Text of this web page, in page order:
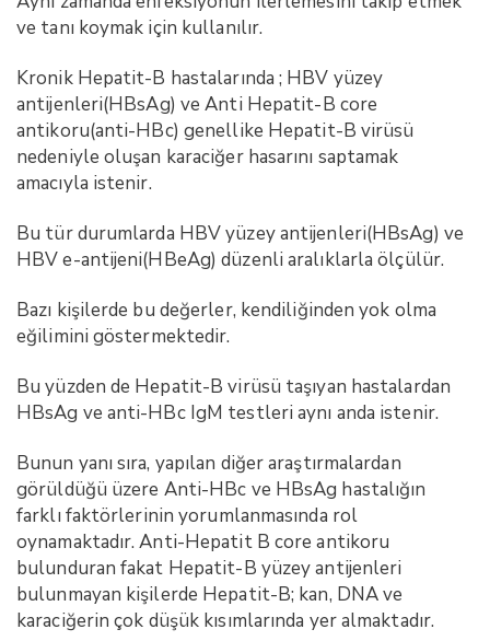
ve tanı koymak için kullanılır.
Kronik Hepatit-B hastalarında ; HBV yüzey
antijenleri(HBsAg) ve Anti Hepatit-B core
antikoru(anti-HBc) genellike Hepatit-B virüsü
nedeniyle oluşan karaciğer hasarını saptamak
amacıyla istenir.
Bu tür durumlarda HBV yüzey antijenleri(HBsAg) ve
HBV e-antijeni(HBeAg) düzenli aralıklarla ölçülür.
Bazı kişilerde bu değerler, kendiliğinden yok olma
eğilimini göstermektedir.
Bu yüzden de Hepatit-B virüsü taşıyan hastalardan
HBsAg ve anti-HBc IgM testleri aynı anda istenir.
Bunun yanı sıra, yapılan diğer araştırmalardan
görüldüğü üzere Anti-HBc ve HBsAg hastalığın
farklı faktörlerinin yorumlanmasında rol
oynamaktadır. Anti-Hepatit B core antikoru
bulunduran fakat Hepatit-B yüzey antijenleri
bulunmayan kişilerde Hepatit-B; kan, DNA ve
karaciğerin çok düşük kısımlarında yer almaktadır.